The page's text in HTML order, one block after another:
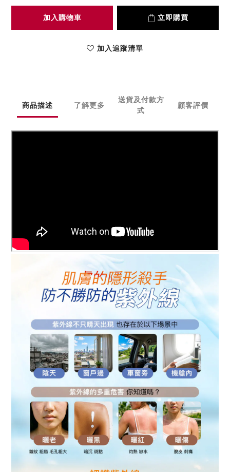
加入購物車 立即購買
加入追蹤清單
商品描述 了解更多
送貨及付款方
式
顧客評價